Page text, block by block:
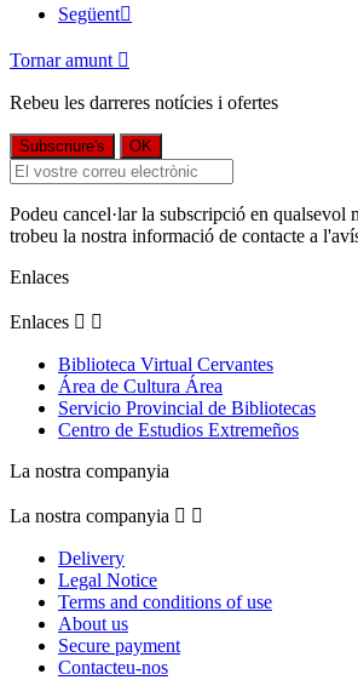
Següent
Tornar amunt 
Rebeu les darreres notícies i ofertes
Podeu cancel·lar la subscripció en qualsevol
trobeu la nostra informació de contacte a
Enlaces
Enlaces  
Biblioteca Virtual Cervantes
Área de Cultura Área
Servicio Provincial de Bibliotecas
Centro de Estudios Extremeños
La nostra companyia
La nostra companyia  
Delivery
Legal Notice
Terms and conditions of use
About us
Secure payment
Contacteu-nos